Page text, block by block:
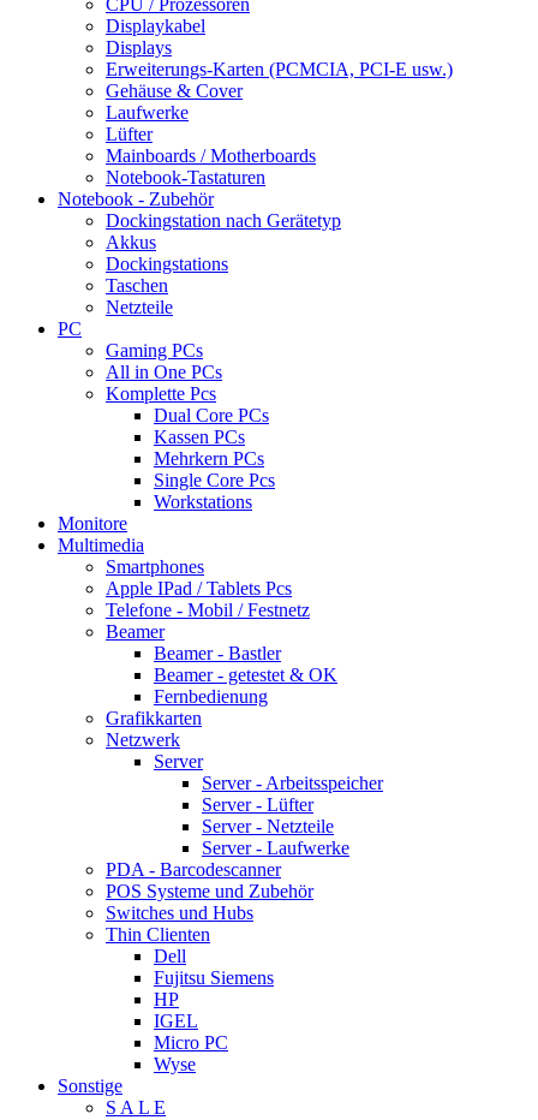
CPU / Prozessoren
Displaykabel
Displays
Erweiterungs-Karten (PCMCIA, PCI-E usw.)
Gehäuse & Cover
Laufwerke
Lüfter
Mainboards / Motherboards
Notebook-Tastaturen
Notebook - Zubehör
Dockingstation nach Gerätetyp
Akkus
Dockingstations
Taschen
Netzteile
PC
Gaming PCs
All in One PCs
Komplette Pcs
Dual Core PCs
Kassen PCs
Mehrkern PCs
Single Core Pcs
Workstations
Monitore
Multimedia
Smartphones
Apple IPad / Tablets Pcs
Telefone - Mobil / Festnetz
Beamer
Beamer - Bastler
Beamer - getestet & OK
Fernbedienung
Grafikkarten
Netzwerk
Server
Server - Arbeitsspeicher
Server - Lüfter
Server - Netzteile
Server - Laufwerke
PDA - Barcodescanner
POS Systeme und Zubehör
Switches und Hubs
Thin Clienten
Dell
Fujitsu Siemens
HP
IGEL
Micro PC
Wyse
Sonstige
S A L E